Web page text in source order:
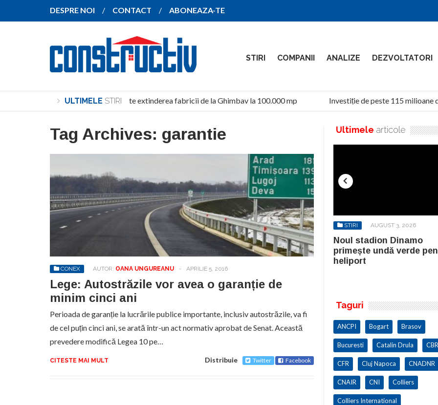
DESPRE NOI CONTACT ABONEAZA-TE
STIRI COMPANII ANALIZE DEZVOLTATORI
ULTIMELE STIRI
SANY pregătește extinderea fabricii de la Ghimbav la 100.000 mp Investiție de peste 115 milioane
Tag Archives: garantie
CONEX AUTOR: OANA UNGUREANU - APRILIE 5, 2016
Lege: Autostrăzile vor avea o garanție de
minim cinci ani
Perioada de garanție la lucrările publice importante, inclusiv autostrăzile, va fi
de cel puțin cinci ani, se arată într-un act normativ aprobat de Senat. Această
prevedere modifică Legea 10 pe…
CITESTE MAI MULT Distribuie Twitter Facebook
Ultimele articole
STIRI AUGUST 3, 2026
Noul stadion Dinamo
primește undă verde pentru
STIRI AUGUST 3, 2026
Noul stadion Dinamo
primește undă verde
heliport
Taguri
ANCPI Bogart Brasov
Bucuresti Catalin Drula
CFR Cluj Napoca CNADNR
CNAIR CNI Colliers
Colliers International